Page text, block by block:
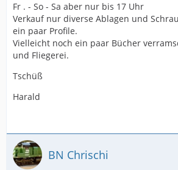
Fr . - So - Sa aber nur bis 17 Uhr
Verkauf nur diverse Ablagen und
ein paar Profile.
Vielleicht noch ein paar Bücher
und Fliegerei.
Tschüß
Harald
BN Chrischi